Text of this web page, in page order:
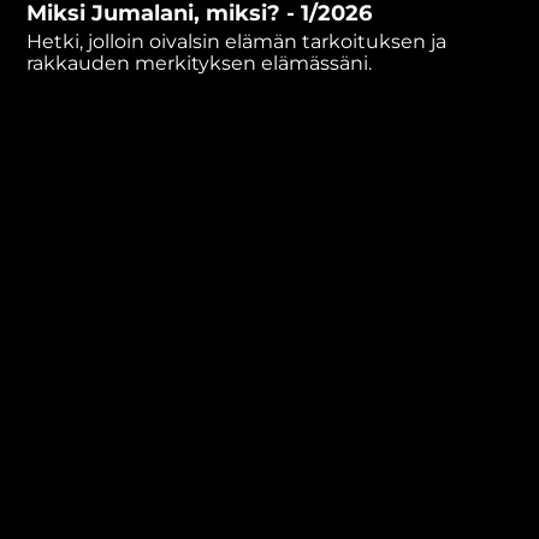
minutes,
45
seconds
Miksi Jumalani, miksi? - 1/2026
Hetki, jolloin oivalsin elämän tarkoituksen ja
rakkauden merkityksen elämässäni.